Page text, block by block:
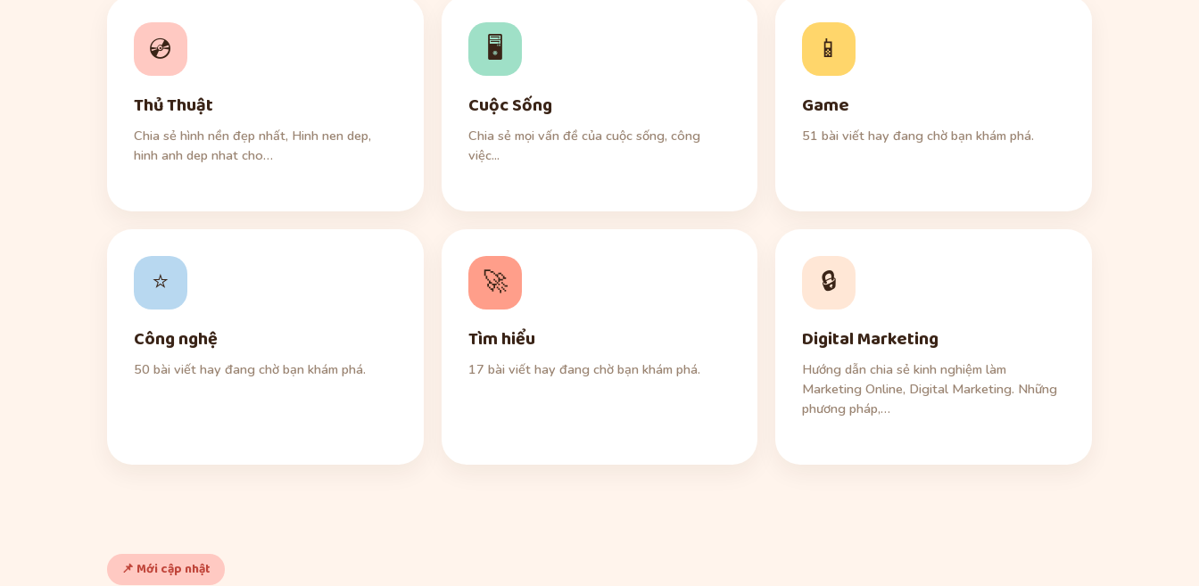
💿
Thủ Thuật
Chia sẻ hình nền đẹp nhất, Hinh nen dep,
hinh anh dep nhat cho…
🖥️
Cuộc Sống
Chia sẻ mọi vấn đề của cuộc sống, công
việc...
📱
Game
51 bài viết hay đang chờ bạn khám phá.
⭐
Công nghệ
50 bài viết hay đang chờ bạn khám phá.
🚀
Tìm hiểu
17 bài viết hay đang chờ bạn khám phá.
🔒
Digital Marketing
Hướng dẫn chia sẻ kinh nghiệm làm
Marketing Online, Digital Marketing. Những
phương pháp,…
📌 Mới cập nhật